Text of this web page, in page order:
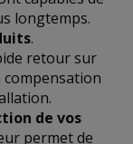
longtemps.
.
retour sur
de vos
permet de